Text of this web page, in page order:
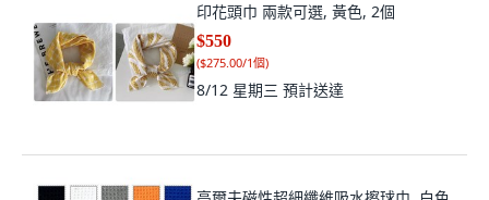
印花頭巾 兩款可選, 黃色, 2個
$550
($275.00/1個)
8/12 星期三 預計送達